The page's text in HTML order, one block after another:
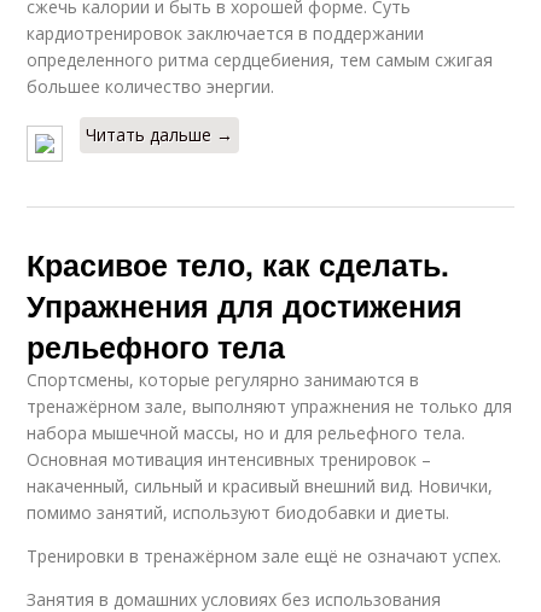
сжечь калории и быть в хорошей форме. Суть
кардиотренировок заключается в поддержании
определенного ритма сердцебиения, тем самым сжигая
большее количество энергии.
Читать дальше →
Красивое тело, как сделать.
Упражнения для достижения
рельефного тела
Спортсмены, которые регулярно занимаются в
тренажёрном зале, выполняют упражнения не только для
набора мышечной массы, но и для рельефного тела.
Основная мотивация интенсивных тренировок –
накаченный, сильный и красивый внешний вид. Новички,
помимо занятий, используют биодобавки и диеты.
Тренировки в тренажёрном зале ещё не означают успех.
Занятия в домашних условиях без использования